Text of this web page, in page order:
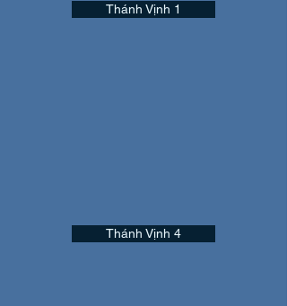
Thánh Vịnh 1
Thánh Vịnh 4